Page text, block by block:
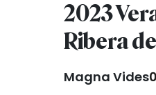
2023
Ribera
Magna Vides